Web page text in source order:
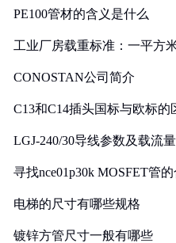
PE100管材的含义是什么
工业厂房载重标准：一平方
CONOSTAN公司简介
C13和C14插头国标与欧标
LGJ-240/30导线参数及载流
寻找nce01p30k MOSFET管
电梯的尺寸有哪些规格
镀锌方管尺寸一般有哪些